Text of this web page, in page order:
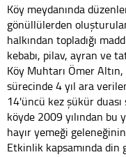
Köy meydanında
gönüllülerden
halkından topladığı
kebabı, pilav, ayran ve
Köy Muhtarı Ömer
sürecinde 4 yıl ara
14'üncü kez şükür
köyde 2009 yılından bu
hayır yemeği
Etkinlik kapsamında